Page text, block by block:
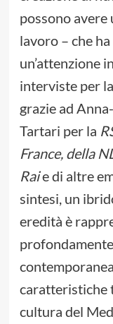
possono
lavoro – che
un’attenzione
interviste per la
grazie ad
Tartari per la
France, della
Raie di altre
sintesi, un
eredità è
caratteristiche
cultura del